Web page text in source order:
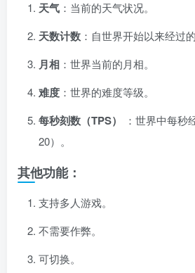
天气 ：当前的天气状况。
天数计数 ：自世界开始以来经过
月相 ：世界当前的月相。
难度 ：世界的难度等级。
每秒刻数（TPS）
：世界中每秒
20）。
其他功能：
支持多人游戏。
不需要作弊。
可切换。